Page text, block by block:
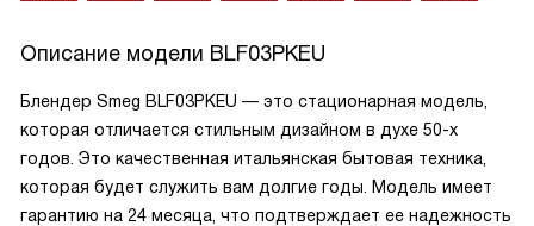
Описание модели BLF03PKEU
Блендер Smeg BLF03PKEU — это стационарная модель,
которая отличается стильным дизайном в духе 50-х
годов. Это качественная итальянская бытовая техника,
которая будет служить вам долгие годы. Модель имеет
гарантию на 24 месяца, что подтверждает ее надежность